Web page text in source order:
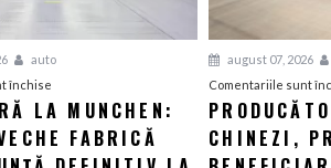
auto
închisepentru
O
nouă
eră
LA MUNCHEN:
FABRICĂ
august 07, 2026
Comentariile sunt
CHINEZI,